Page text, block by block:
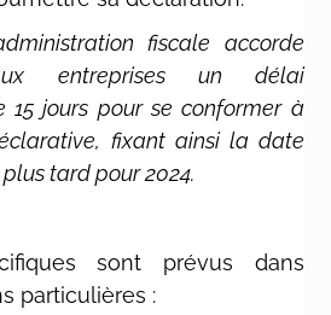
fiscale accorde
entreprises un délai
15 jours pour se conformer à
fixant ainsi la date
tard pour 2024.
sont prévus dans
particulières :